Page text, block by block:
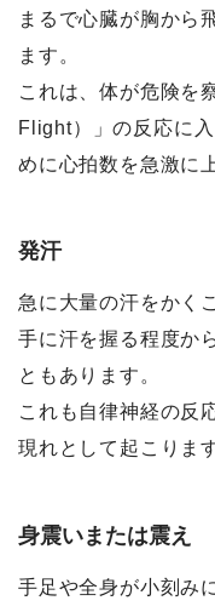
まるで心臓が胸から
ます。
これは、体が危険を
Flight）」の反応に
めに心拍数を急激に
発汗
急に大量の汗をかく
手に汗を握る程度か
ともあります。
これも自律神経の反
現れとして起こりま
身震いまたは震え
手足や全身が小刻み